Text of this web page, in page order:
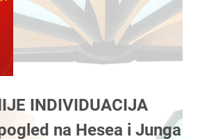
INDIVIDUACIJA
na Hesea i Junga